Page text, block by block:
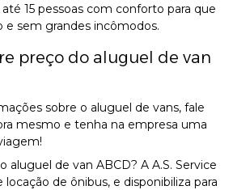
15 pessoas com conforto para que
e sem grandes incômodos.
preço do aluguel de van
sobre o aluguel de vans, fale
mesmo e tenha na empresa uma
aluguel de van ABCD? A A.S. Service
de ônibus, e disponibiliza para